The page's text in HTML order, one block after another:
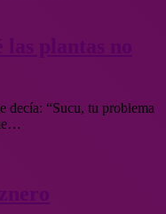
decía: “Sucu, tu problema